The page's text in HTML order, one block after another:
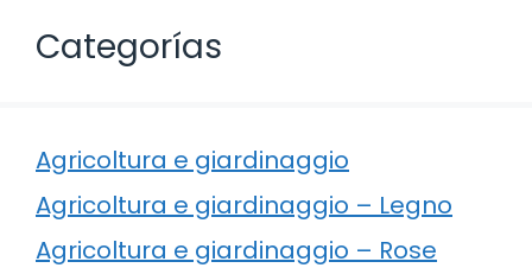
Categorías
Agricoltura e giardinaggio
Agricoltura e giardinaggio – Legno
Agricoltura e giardinaggio – Rose